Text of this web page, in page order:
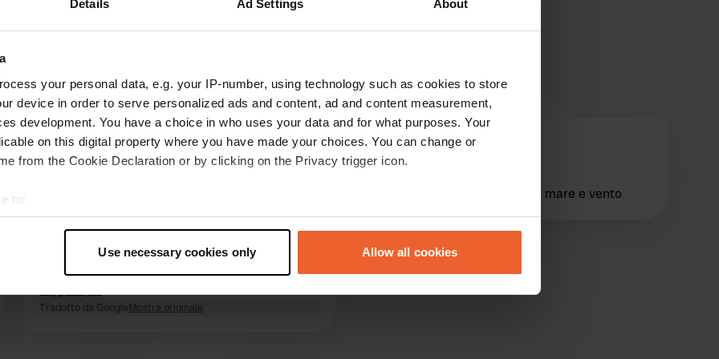
Details Ad Settings About
your personal data, e.g. your IP-number, using technology such as cookies to store
device in order to serve personalized ads and content, ad and content measurement,
development. You have a choice in who uses your data and for what purposes. Your
on this digital property where you have made your choices. You can change or
from the Cookie Declaration or by clicking on the Privacy trigger icon.
to:
geographical location which can be accurate to within several meters
personal data is processed and set your preferences in the
content and ads, to provide social media features and to analyse our traffic. We also share
Use necessary cookies only Allow all cookies
Mostra di più
Tyyui
set 2025
piazzole spaziose, ottimo servizio di pane,
negozio nel villaggio con buoni servizi igienici e
belle docce, proprio sul mare e a circa un'ora di
bicicletta dal mercato del venerdì a Perros-
Tradotto da GoogleMostra originale
otiskendra
posizione fantastica. silenzio, mare e vento